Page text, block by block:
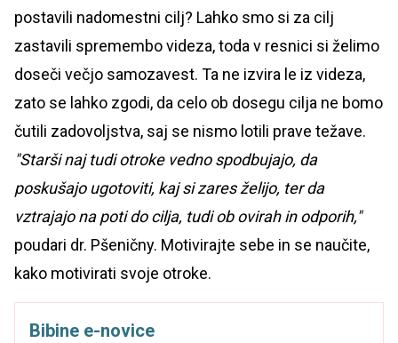
postavili nadomestni cilj? Lahko smo si za cilj
zastavili spremembo videza, toda v resnici si želimo
doseči večjo samozavest. Ta ne izvira le iz videza,
zato se lahko zgodi, da celo ob dosegu cilja ne bomo
čutili zadovoljstva, saj se nismo lotili prave težave.
"Starši naj tudi otroke vedno spodbujajo, da
poskušajo ugotoviti, kaj si zares želijo, ter da
vztrajajo na poti do cilja, tudi ob ovirah in odporih,"
poudari dr. Pšeničny. Motivirajte sebe in se naučite,
kako motivirati svoje otroke.
Bibine e-novice